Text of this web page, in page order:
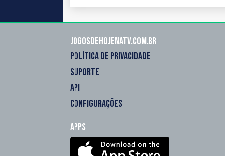
Jogosdehojenatv.com.br
POLÍTICA DE PRIVACIDADE
SUPORTE
API
CONFIGURAÇÕES
Apps